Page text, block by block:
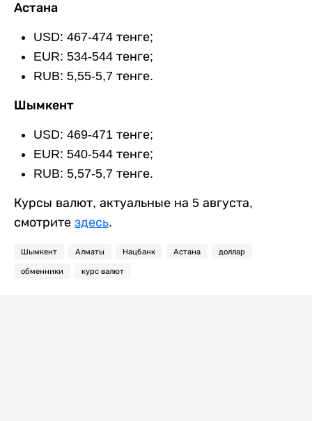
Астана
USD: 467-474 тенге;
EUR: 534-544 тенге;
RUB: 5,55-5,7 тенге.
Шымкент
USD: 469-471 тенге;
EUR: 540-544 тенге;
RUB: 5,57-5,7 тенге.
Курсы валют, актуальные на 5 августа,
смотрите здесь.
Шымкент Алматы Нацбанк Астана доллар
обменники курс валют